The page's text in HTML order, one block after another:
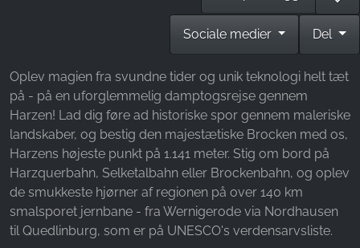
Del
Sociale medier
Oplev magien fra svundne tider og unik teknologi helt tæt
på - på en uforglemmelig damptogsrejse gennem
Harzen! Lad dig føre ad historiske spor gennem maleriske
landskaber, og bestig den majestætiske Brocken med os,
Harzens højeste punkt på 1.141 meter. Stig om bord på
Harzquerbahn, Selketalbahn eller Brockenbahn, og oplev
de smukkeste hjørner af regionen på over 140 km
smalsporet jernbane - fra Wernigerode via Nordhausen
til Quedlinburg, som er på UNESCO's verdensarvsliste.
Facebook Ireland Ltd.
Purpose:
Måling af reklamer og markedsføring
Cookie duration:
3 måneder - 1 år
STATISTIK